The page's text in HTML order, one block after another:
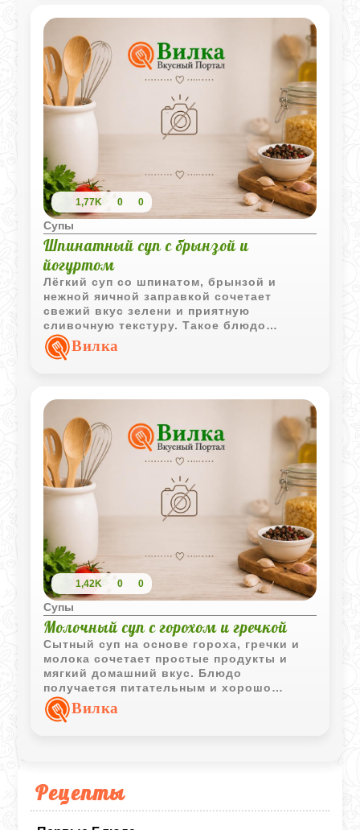
Рецепты
1,77K 0 0
Супы
Шпинатный суп с брынзой и
йогуртом
Лёгкий суп со шпинатом, брынзой и
нежной яичной заправкой сочетает
свежий вкус зелени и приятную
сливочную текстуру. Такое блюдо
хорошо подходит для обеда и готовится
из доступных продуктов.
Вилка
1,42K 0 0
Супы
Молочный суп с горохом и гречкой
Сытный суп на основе гороха, гречки и
молока сочетает простые продукты и
мягкий домашний вкус. Блюдо
получается питательным и хорошо
подходит для семейного обеда.
Вилка